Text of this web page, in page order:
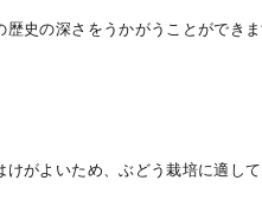
史の深さをうかがうことができま
がよいため、ぶどう栽培に適して